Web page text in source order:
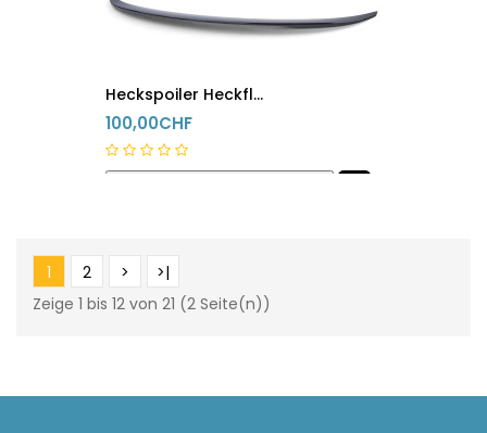
Heckspoiler Heckflügel Bmw 4er F36 Schwarz Glanz
100,00CHF
1 2 >
>|
Zeige 1 bis 12 von 21 (2 Seite(n))